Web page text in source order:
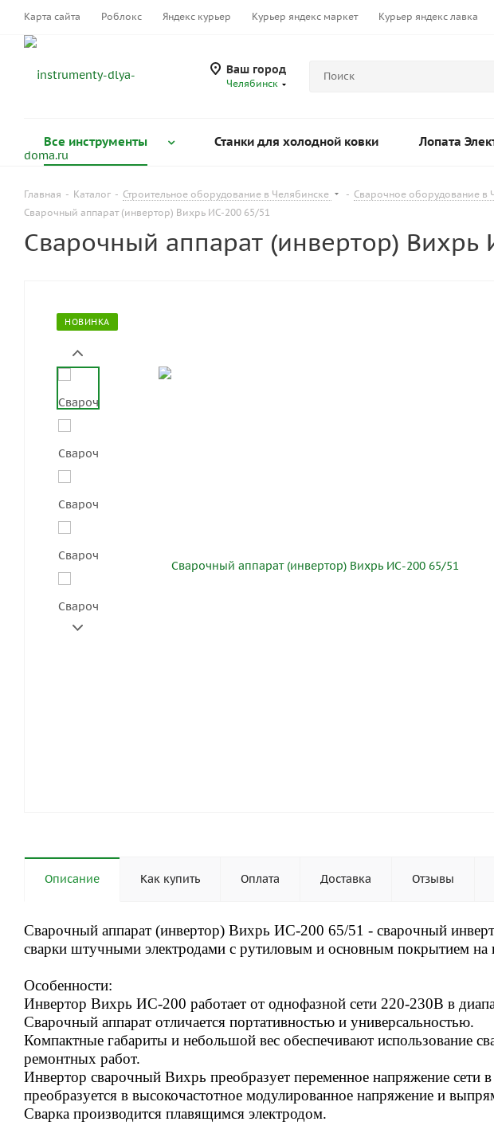
Карта сайта Роблокс Яндекс курьер Курьер яндекс маркет Курьер яндекс лавка
Ваш город
Челябинск
Все инструменты Станки для холодной ковки Лопата
Главная - Каталог - Строительное оборудование в Челябинске - Сварочное оборудование в
Сварочный аппарат (инвертор) Вихрь ИС-200 65/51
Сварочный аппарат (инвертор) Вихрь
НОВИНКА
Описание Как купить Оплата Доставка Отзывы
Сварочный аппарат (инвертор) Вихрь ИС-200 65/51 - сварочный
сварки штучными электродами с рутиловым и основным покрытием
Особенности:
Инвертор Вихрь ИС-200 работает от однофазной сети 220-230В в
Сварочный аппарат отличается портативностью и универсальностью.
Компактные габариты и небольшой вес обеспечивают использование
ремонтных работ.
Инвертор сварочный Вихрь преобразует переменное напряжение сети
преобразуется в высокочастотное модулированное напряжение и
Сварка производится плавящимся электродом.